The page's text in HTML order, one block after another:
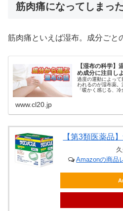
筋肉痛になってしまっ
筋肉痛といえば湿布。成分ごと
【湿布の科学】
め成分に注目し
過度の運動によっ
われるのが湿布薬
「暖かく感じる、
www.cl20.jp
【第3類医薬品
Amazonの商品